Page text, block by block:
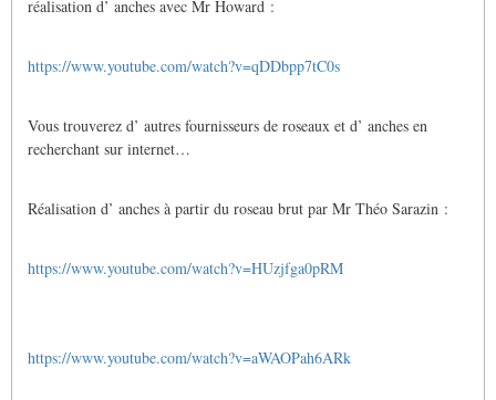
réalisation d’ anches avec Mr Howard :
https://www.youtube.com/watch?v=qDDbpp7tC0s
Vous trouverez d’ autres fournisseurs de roseaux et d’ anches en
recherchant sur internet…
Réalisation d’ anches à partir du roseau brut par Mr Théo Sarazin :
https://www.youtube.com/watch?v=HUzjfga0pRM
https://www.youtube.com/watch?v=aWAOPah6ARk